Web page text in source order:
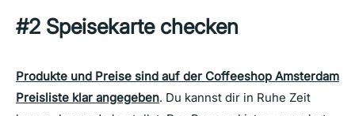
#2 Speisekarte checken
Produkte und Preise sind auf der Coffeeshop Amsterdam
Preisliste klar angegeben. Du kannst dir in Ruhe Zeit